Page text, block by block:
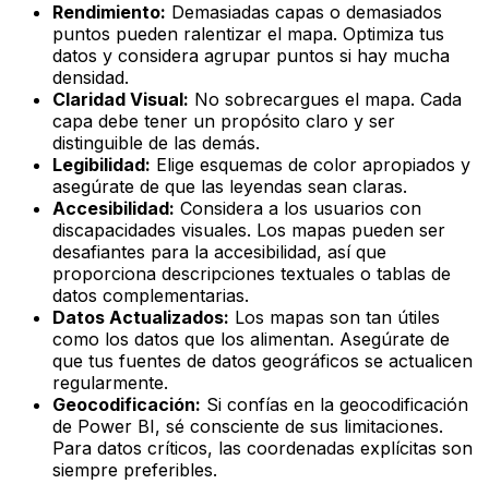
Rendimiento: Demasiadas capas o demasiados
puntos pueden ralentizar el mapa. Optimiza tus
datos y considera agrupar puntos si hay mucha
densidad.
Claridad Visual: No sobrecargues el mapa. Cada
capa debe tener un propósito claro y ser
distinguible de las demás.
Legibilidad: Elige esquemas de color apropiados y
asegúrate de que las leyendas sean claras.
Accesibilidad: Considera a los usuarios con
discapacidades visuales. Los mapas pueden ser
desafiantes para la accesibilidad, así que
proporciona descripciones textuales o tablas de
datos complementarias.
Datos Actualizados: Los mapas son tan útiles
como los datos que los alimentan. Asegúrate de
que tus fuentes de datos geográficos se actualicen
regularmente.
Geocodificación: Si confías en la geocodificación
de Power BI, sé consciente de sus limitaciones.
Para datos críticos, las coordenadas explícitas son
siempre preferibles.